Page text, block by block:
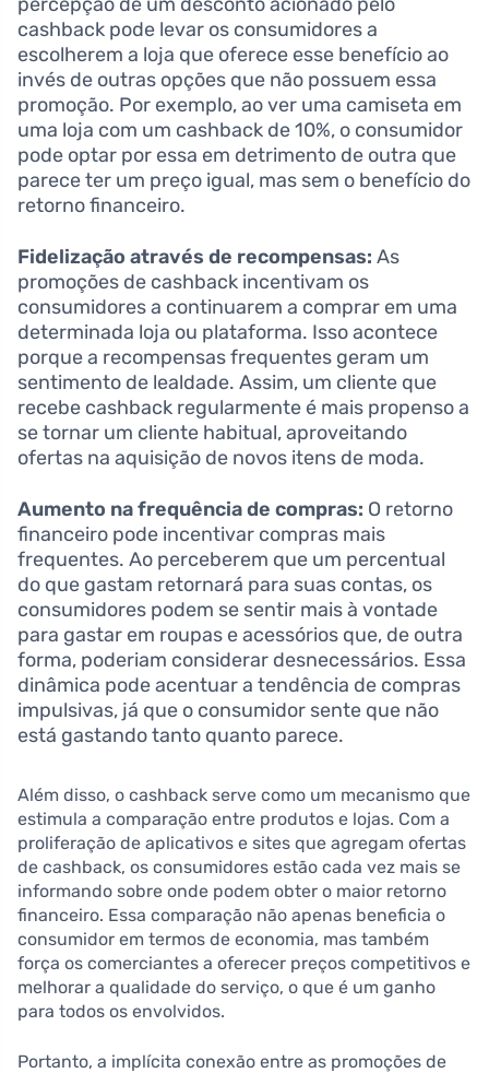
cashback pode levar os consumidores a
escolherem a loja que oferece esse benefício ao
invés de outras opções que não possuem essa
promoção. Por exemplo, ao ver uma camiseta em
uma loja com um cashback de 10%, o consumidor
pode optar por essa em detrimento de outra que
parece ter um preço igual, mas sem o benefício do
retorno financeiro.
Fidelização através de recompensas: As
promoções de cashback incentivam os
consumidores a continuarem a comprar em uma
determinada loja ou plataforma. Isso acontece
porque a recompensas frequentes geram um
sentimento de lealdade. Assim, um cliente que
recebe cashback regularmente é mais propenso a
se tornar um cliente habitual, aproveitando
ofertas na aquisição de novos itens de moda.
Aumento na frequência de compras: O retorno
financeiro pode incentivar compras mais
frequentes. Ao perceberem que um percentual
do que gastam retornará para suas contas, os
consumidores podem se sentir mais à vontade
para gastar em roupas e acessórios que, de outra
forma, poderiam considerar desnecessários. Essa
dinâmica pode acentuar a tendência de compras
impulsivas, já que o consumidor sente que não
está gastando tanto quanto parece.
Além disso, o cashback serve como um mecanismo que
estimula a comparação entre produtos e lojas. Com a
proliferação de aplicativos e sites que agregam ofertas
de cashback, os consumidores estão cada vez mais se
informando sobre onde podem obter o maior retorno
financeiro. Essa comparação não apenas beneficia o
consumidor em termos de economia, mas também
força os comerciantes a oferecer preços competitivos e
melhorar a qualidade do serviço, o que é um ganho
para todos os envolvidos.
Portanto, a implícita conexão entre as promoções de